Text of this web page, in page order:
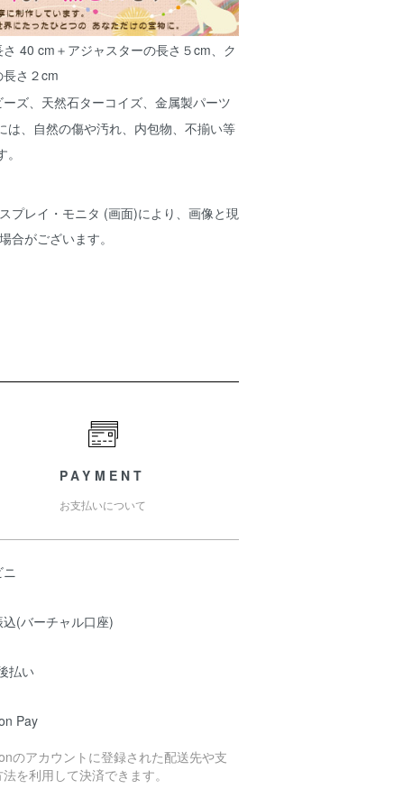
40 cm＋アジャスターの長さ５cm、ク
さ２cm
ズ、天然石ターコイズ、金属製パーツ
は、自然の傷や汚れ、内包物、不揃い等
プレイ・モニタ (画面)により、画像と現
合がございます。
PAYMENT
お支払いについて
込(バーチャル口座)
払い
Pay
のアカウントに登録された配送先や支
を利用して決済できます。